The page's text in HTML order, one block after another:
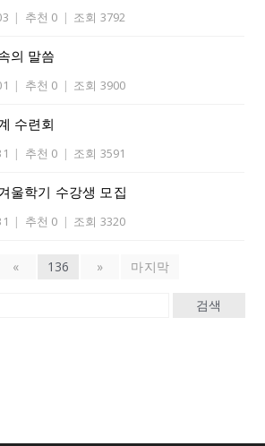
| 추천 0 | 조회 3792
의 말씀
| 추천 0 | 조회 3900
수련회
| 추천 0 | 조회 3591
울학기 수강생 모집
| 추천 0 | 조회 3320
« 136 » 마지막
검색